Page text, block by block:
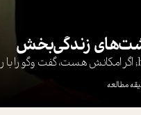
زندگی‌بخش